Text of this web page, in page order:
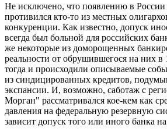
Не исключено, что появлению в России
противился кто-то из местных
конкуренции. Как известно, допуск
всегда был больной для российских
же некоторые из доморощенных
реальности от обрушившегося на них в
тогда и происходили описываемые
из синдицированных кредитов,
экспансии. И, возможно, саботаж с
Морган" рассматривался кое-кем как
давления на федеральную резервную
зависит допуск того или иного банка